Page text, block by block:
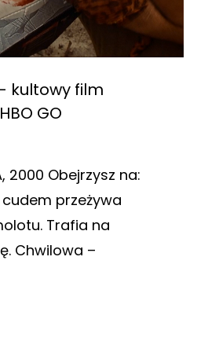
kultowy film
GO
2000 Obejrzysz na:
cudem przeżywa
Trafia na
Chwilowa –